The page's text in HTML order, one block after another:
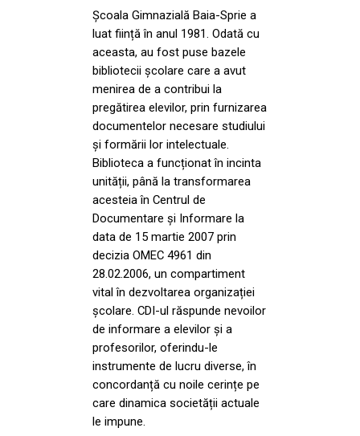
Școala Gimnazială Baia-Sprie a
luat ființă în anul 1981. Odată cu
aceasta, au fost puse bazele
bibliotecii școlare care a avut
menirea de a contribui la
pregătirea elevilor, prin furnizarea
documentelor necesare studiului
și formării lor intelectuale.
Biblioteca a funcționat în incinta
unității, până la transformarea
acesteia în Centrul de
Documentare și Informare la
data de 15 martie 2007 prin
decizia OMEC 4961 din
28.02.2006, un compartiment
vital în dezvoltarea organizației
școlare. CDI-ul răspunde nevoilor
de informare a elevilor și a
profesorilor, oferindu-le
instrumente de lucru diverse, în
concordanță cu noile cerințe pe
care dinamica societății actuale
le impune.